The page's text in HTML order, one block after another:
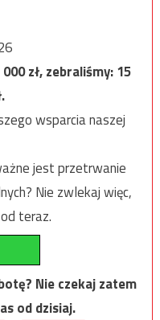
000zł, zebraliśmy:15
wsparcia naszej
jest przetrwanie
Nie zwlekaj więc,
teraz.
Nie czekaj zatem
od dzisiaj.